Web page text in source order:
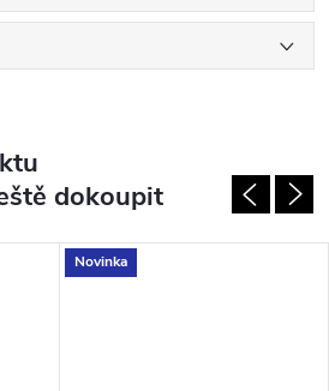
dokoupit
Novinka